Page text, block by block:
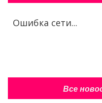
Ошибка сети...
Все